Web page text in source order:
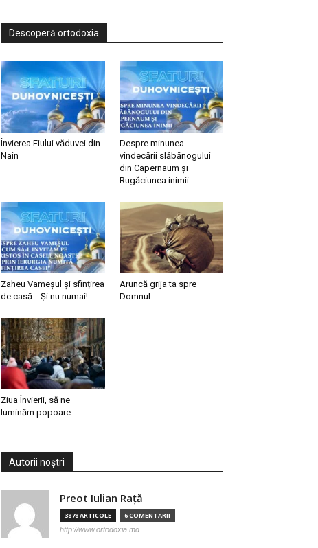
Descoperă ortodoxia
Învierea Fiului văduvei din
Nain
Despre minunea
vindecării slăbănogului
din Capernaum și
Rugăciunea inimii
Zaheu Vameșul și sfințirea
de casă… Și nu numai!
Aruncă grija ta spre
Domnul…
Ziua Învierii, să ne
luminăm popoare…
Autorii noștri
Preot Iulian Raţă
3878 ARTICOLE 6 COMENTARII
http://www.ortodoxia.md